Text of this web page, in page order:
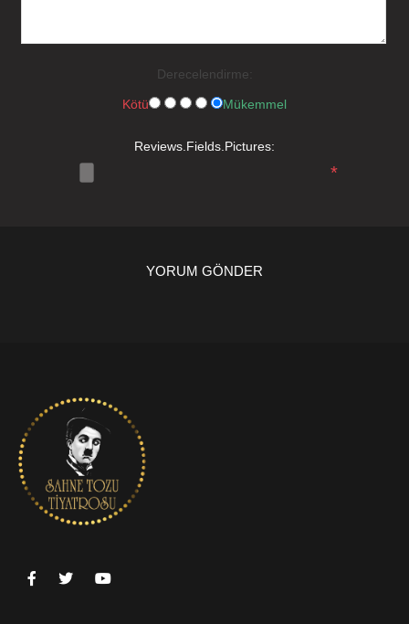
Derecelendirme:
Kötü Mükemmel
Reviews.Fields.Pictures:
*
YORUM GÖNDER